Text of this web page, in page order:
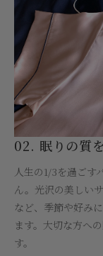
02. 眠りの質
人生の1/3を過ごす
ん。光沢の美しい
など、季節や好み
ます。大切な方へ
す。